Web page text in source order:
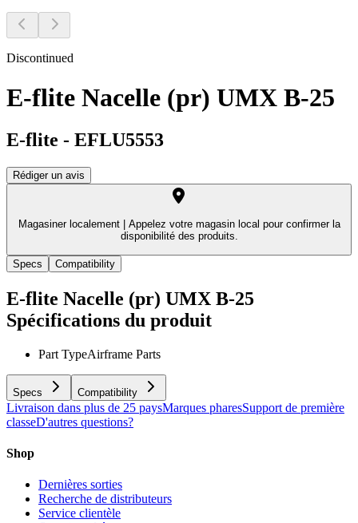
Discontinued
E-flite Nacelle (pr) UMX B-25
E-flite - EFLU5553
Rédiger un avis
Magasiner localement |
Appelez votre magasin local pour confirmer la
disponibilité des produits.
Specs Compatibility
E-flite Nacelle (pr) UMX B-25
Spécifications du produit
Part TypeAirframe Parts
Specs Compatibility
Livraison dans plus de 25 paysMarques pharesSupport de première
classeD'autres questions?
Shop
Dernières sorties
Recherche de distributeurs
Service clientèle